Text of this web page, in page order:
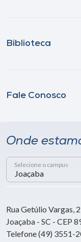
Biblioteca
Fale Conosco
Onde
Selecione o campus
Rua Getúlio Vargas,
Joaçaba - SC - CEP
Telefone (49) 3551-